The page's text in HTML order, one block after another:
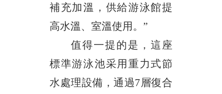
補充加溫，供給游泳館提
高水溫、室溫使用。”
值得一提的是，這座
標準游泳池采用重力式節
水處理設備，通過7層復合